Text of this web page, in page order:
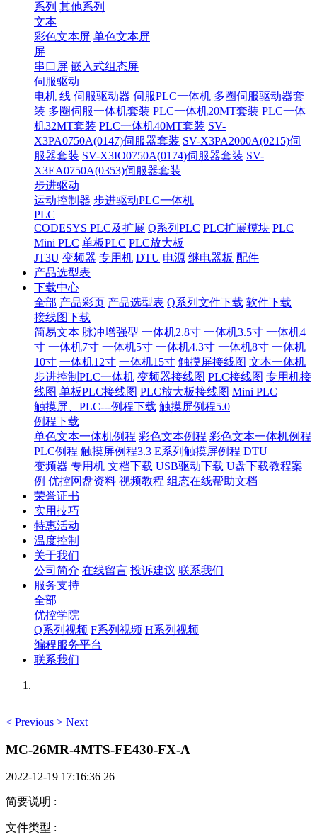
系列 其他系列
文本
彩色文本屏 单色文本屏
屏
串口屏 嵌入式组态屏
伺服驱动
电机 线 伺服驱动器 伺服PLC一体机 多圈伺服驱动器套
装 多圈伺服一体机套装 PLC一体机20MT套装 PLC一体
机32MT套装 PLC一体机40MT套装 SV-
X3PA0750A(0147)伺服器套装 SV-X3PA2000A(0215)伺
服器套装 SV-X3IO0750A(0174)伺服器套装 SV-
X3EA0750A(0353)伺服器套装
步进驱动
运动控制器 步进驱动PLC一体机
PLC
CODESYS PLC及扩展 Q系列PLC PLC扩展模块 PLC
Mini PLC 单板PLC PLC放大板
JT3U 变频器 专用机 DTU 电源 继电器板 配件
产品选型表
下载中心
全部 产品彩页 产品选型表 Q系列文件下载 软件下载
接线图下载
简易文本 脉冲增强型 一体机2.8寸 一体机3.5寸 一体机4
寸 一体机7寸 一体机5寸 一体机4.3寸 一体机8寸 一体机
10寸 一体机12寸 一体机15寸 触摸屏接线图 文本一体机
步进控制PLC一体机 变频器接线图 PLC接线图 专用机接
线图 单板PLC接线图 PLC放大板接线图 Mini PLC
触摸屏、PLC---例程下载 触摸屏例程5.0
例程下载
单色文本一体机例程 彩色文本例程 彩色文本一体机例程
PLC例程 触摸屏例程3.3 E系列触摸屏例程 DTU
变频器 专用机 文档下载 USB驱动下载 U盘下载教程案
例 优控网盘资料 视频教程 组态在线帮助文档
荣誉证书
实用技巧
特惠活动
温度控制
关于我们
公司简介 在线留言 投诉建议 联系我们
服务支持
全部
优控学院
Q系列视频 F系列视频 H系列视频
编程服务平台
联系我们
< Previous > Next
MC-26MR-4MTS-FE430-FX-A
2022-12-19 17:16:36 26
简要说明 :
文件类型 :